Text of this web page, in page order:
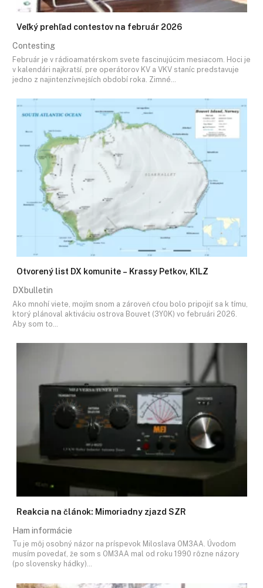
Veľký prehľad contestov na február 2026
Contesting
Február je v rádioamatérskom svete fascinujúcim mesiacom. Hoci je
v kalendári najkratší, pre operátorov KV a VKV staníc predstavuje
jedno z najintenzívnejších období roka. Zimné…
Otvorený list DX komunite – Krassy Petkov, K1LZ
DXbulletin
Ako mnohí viete, mojím snom a zároveň cťou bolo pripojiť sa k tímu,
ktorý plánoval aktiváciu ostrova Bouvet (3Y0K) vo februári 2026.
Aby som to…
Reakcia na článok: Mimoriadny zjazd SZR
Ham informácie
Tu je môj osobný názor na príspevok Miloslava OM3AA. Úvodom
musím povedať, že som s OM3AA mal od roku 1990 rôzne názory
(po slovensky hádky)…